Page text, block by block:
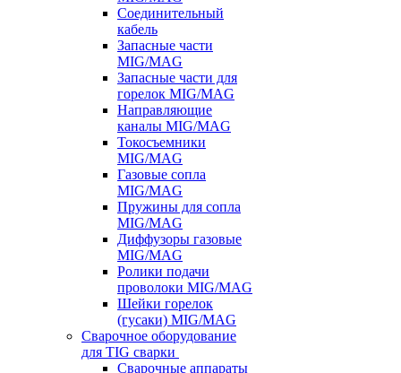
Соединительный
кабель
Запасные части
MIG/MAG
Запасные части для
горелок MIG/MAG
Направляющие
каналы MIG/MAG
Токосъемники
MIG/MAG
Газовые сопла
MIG/MAG
Пружины для сопла
MIG/MAG
Диффузоры газовые
MIG/MAG
Ролики подачи
проволоки MIG/MAG
Шейки горелок
(гусаки) MIG/MAG
Сварочное оборудование
для TIG сварки
Сварочные аппараты